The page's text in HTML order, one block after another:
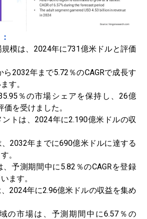
模は、2024年に731億米ドルと評価
2032年まで5.72％のCAGRで成長す
す。
％の市場シェアを保持し、26億
を受けました。
トは、2024年に2.190億米ドルの収
2032年までに690億米ドルに達する
。
予測期間中に5.82％のCAGRを登録
ます。
2024年に2.96億米ドルの収益を集め
の市場は、予測期間中に6.57％の